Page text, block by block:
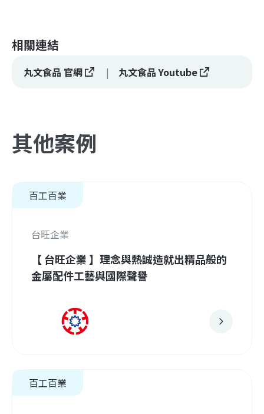
相關連結
丸文食品 官網 丸文食品 Youtube
其他案例
百工百業
台旺企業
【 台旺企業 】理念與熱誠造就出精品般的
金屬配件工藝與國際聲譽
百工百業